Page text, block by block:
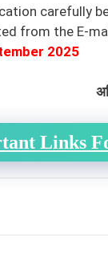
carefully
from the E-
2025
Links